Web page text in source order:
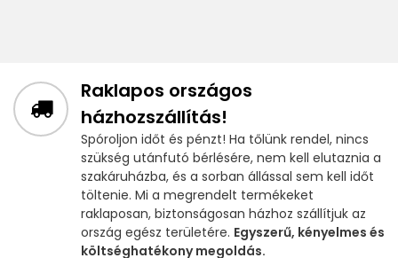
Raklapos országos
házhozszállítás!
Spóroljon időt és pénzt! Ha tőlünk rendel, nincs
szükség utánfutó bérlésére, nem kell elutaznia a
szakáruházba, és a sorban állással sem kell időt
töltenie. Mi a megrendelt termékeket
raklaposan, biztonságosan házhoz szállítjuk az
ország egész területére. Egyszerű, kényelmes és
költséghatékony megoldás.